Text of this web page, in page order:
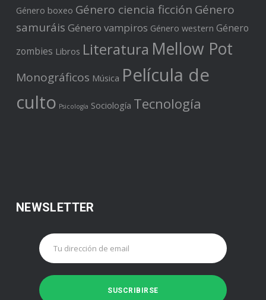
Género boxeo Género ciencia ficción Género
samuráis Género vampiros Género western Género
zombies Libros Literatura Mellow Pot
Monográficos Música Película de
culto Psicología Sociología Tecnología
NEWSLETTER